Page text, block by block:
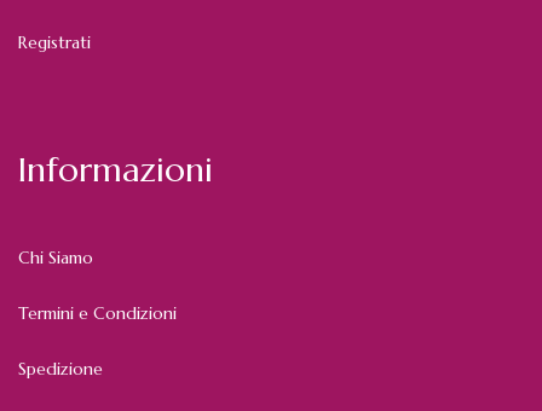
Registrati
Informazioni
Chi Siamo
Termini e Condizioni
Spedizione